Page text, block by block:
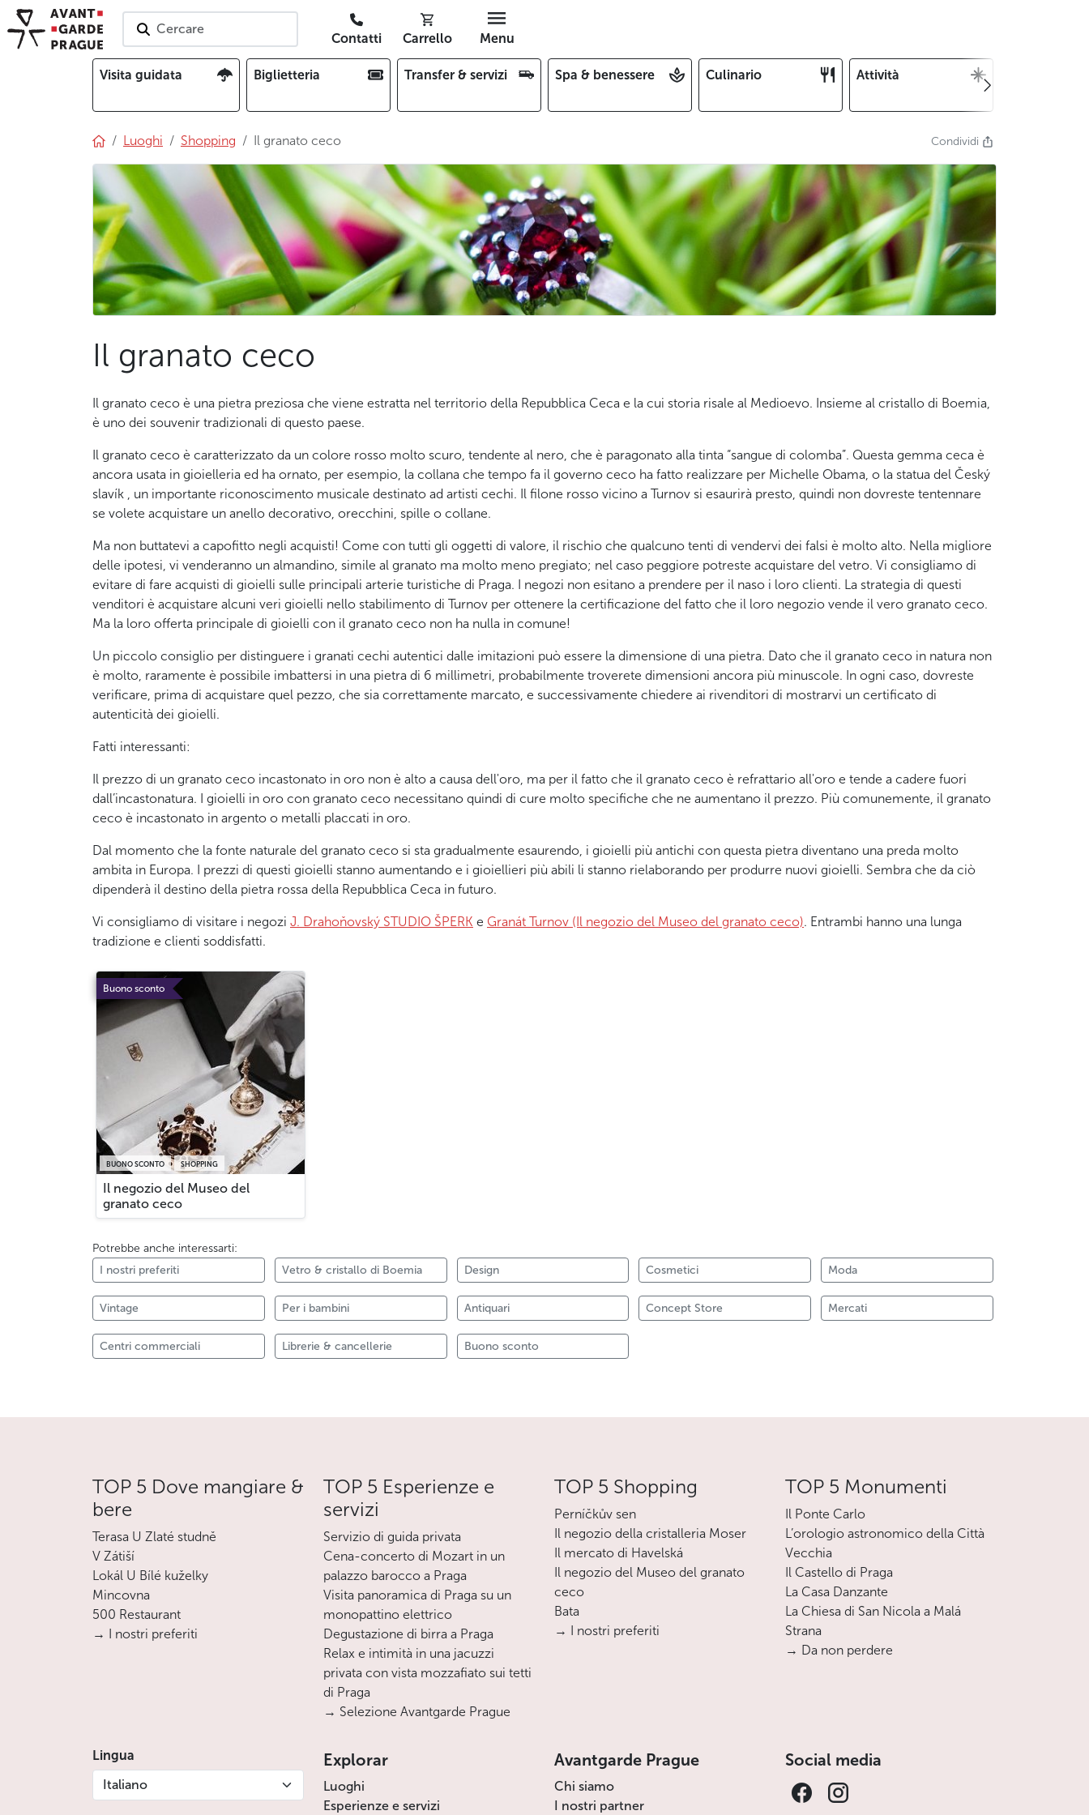
Cercare
Contatti Carrello Menu
Visita guidata Biglietteria Transfer & servizi Spa & benessere Culinario Attività
Luoghi Shopping Il granato ceco Condividi
Il granato ceco
Il granato ceco è una pietra preziosa che viene estratta nel territorio della Repubblica Ceca e la cui storia risale al Medioevo. Insieme al cristallo di Boemia,
è uno dei souvenir tradizionali di questo paese.
Il granato ceco è caratterizzato da un colore rosso molto scuro, tendente al nero, che è paragonato alla tinta “sangue di colomba”. Questa gemma ceca è
ancora usata in gioielleria ed ha ornato, per esempio, la collana che tempo fa il governo ceco ha fatto realizzare per Michelle Obama, o la statua del Český
slavík , un importante riconoscimento musicale destinato ad artisti cechi. Il filone rosso vicino a Turnov si esaurirà presto, quindi non dovreste tentennare
se volete acquistare un anello decorativo, orecchini, spille o collane.
Ma non buttatevi a capofitto negli acquisti! Come con tutti gli oggetti di valore, il rischio che qualcuno tenti di vendervi dei falsi è molto alto. Nella migliore
delle ipotesi, vi venderanno un almandino, simile al granato ma molto meno pregiato; nel caso peggiore potreste acquistare del vetro. Vi consigliamo di
evitare di fare acquisti di gioielli sulle principali arterie turistiche di Praga. I negozi non esitano a prendere per il naso i loro clienti. La strategia di questi
venditori è acquistare alcuni veri gioielli nello stabilimento di Turnov per ottenere la certificazione del fatto che il loro negozio vende il vero granato ceco.
Ma la loro offerta principale di gioielli con il granato ceco non ha nulla in comune!
Un piccolo consiglio per distinguere i granati cechi autentici dalle imitazioni può essere la dimensione di una pietra. Dato che il granato ceco in natura non
è molto, raramente è possibile imbattersi in una pietra di 6 millimetri, probabilmente troverete dimensioni ancora più minuscole. In ogni caso, dovreste
verificare, prima di acquistare quel pezzo, che sia correttamente marcato, e successivamente chiedere ai rivenditori di mostrarvi un certificato di
autenticità dei gioielli.
Fatti interessanti:
Il prezzo di un granato ceco incastonato in oro non è alto a causa dell'oro, ma per il fatto che il granato ceco è refrattario all'oro e tende a cadere fuori
dall’incastonatura. I gioielli in oro con granato ceco necessitano quindi di cure molto specifiche che ne aumentano il prezzo. Più comunemente, il granato
ceco è incastonato in argento o metalli placcati in oro.
Dal momento che la fonte naturale del granato ceco si sta gradualmente esaurendo, i gioielli più antichi con questa pietra diventano una preda molto
ambita in Europa. I prezzi di questi gioielli stanno aumentando e i gioiellieri più abili li stanno rielaborando per produrre nuovi gioielli. Sembra che da ciò
dipenderà il destino della pietra rossa della Repubblica Ceca in futuro.
Vi consigliamo di visitare i negozi J. Drahoňovský STUDIO ŠPERK e Granát Turnov (Il negozio del Museo del granato ceco). Entrambi hanno una lunga
tradizione e clienti soddisfatti.
Buono sconto
BUONO SCONTO SHOPPING
Il negozio del Museo del
granato ceco
Potrebbe anche interessarti:
I nostri preferiti
Vetro & cristallo di Boemia Design Cosmetici Moda
Vintage Per i bambini Antiquari Concept Store Mercati
Centri commerciali Librerie & cancellerie Buono sconto
TOP 5 Dove mangiare &
bere
Terasa U Zlaté studně
V Zátiší
Lokál U Bílé kuželky
Mincovna
500 Restaurant
→ I nostri preferiti
TOP 5 Esperienze e
servizi
Servizio di guida privata
Cena-concerto di Mozart in un
palazzo barocco a Praga
Visita panoramica di Praga su un
monopattino elettrico
Degustazione di birra a Praga
Relax e intimità in una jacuzzi
privata con vista mozzafiato sui tetti
di Praga
→ Selezione Avantgarde Prague
TOP 5 Shopping
Perníčkův sen
Il negozio della cristalleria Moser
Il mercato di Havelská
Il negozio del Museo del granato
ceco
Bata
→ I nostri preferiti
TOP 5 Monumenti
Il Ponte Carlo
L’orologio astronomico della Città
Vecchia
Il Castello di Praga
La Casa Danzante
La Chiesa di San Nicola a Malá
Strana
→ Da non perdere
Lingua
Italiano
Explorar
Luoghi
Esperienze e servizi
Avantgarde Prague
Chi siamo
I nostri partner
Social media